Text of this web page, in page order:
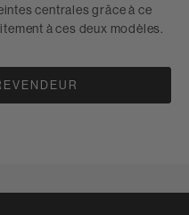
centrales grâce à ce
à ces deux modèles.